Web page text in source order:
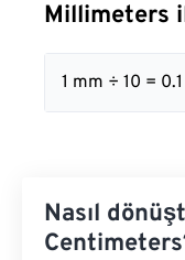
Millimeters
1 mm ÷ 10 =
Nasıl